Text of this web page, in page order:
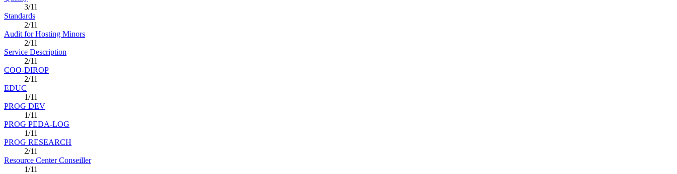
3/11
Standards
2/11
Audit for Hosting Minors
2/11
Service Description
2/11
COO-DIROP
2/11
EDUC
1/11
PROG DEV
1/11
PROG PEDA-LOG
1/11
PROG RESEARCH
2/11
Resource Center Conseiller
1/11